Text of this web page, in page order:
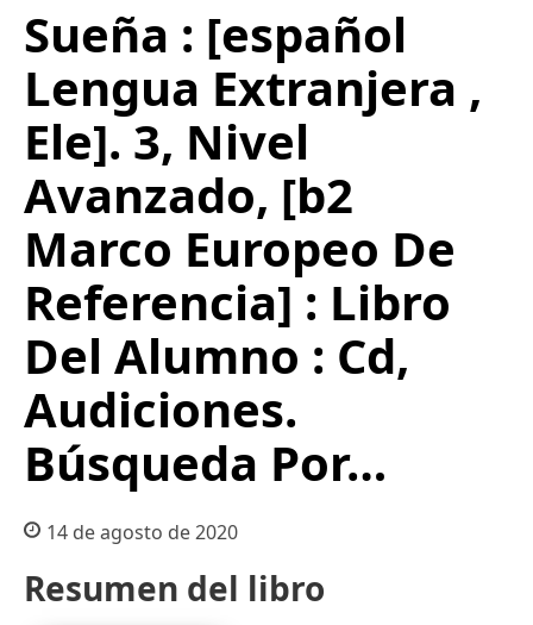
Sueña : [español
Lengua Extranjera ,
Ele]. 3, Nivel
Avanzado, [b2
Marco Europeo De
Referencia] : Libro
Del Alumno : Cd,
Audiciones.
Búsqueda Por…
14 de agosto de 2020
Resumen del libro